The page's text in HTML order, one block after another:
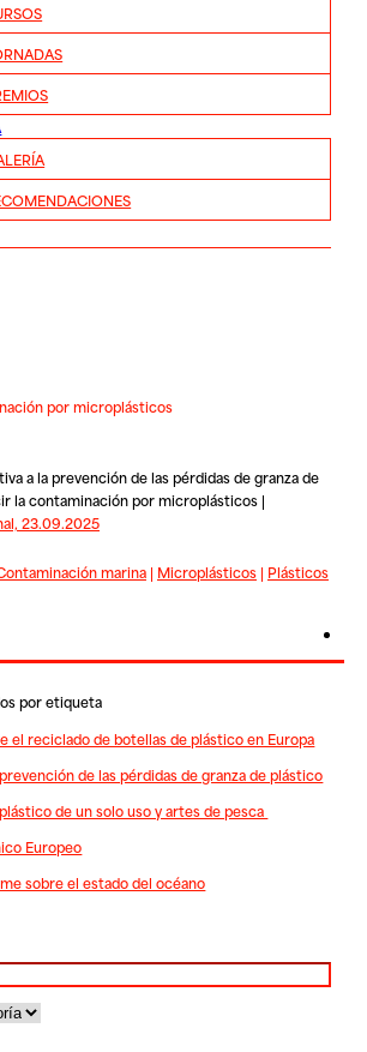
por microplásticos
a la prevención de las pérdidas de granza de
la contaminación por microplásticos |
23.09.2025
marina| Microplásticos| Plásticos
por etiqueta
el reciclado de botellas de plástico en Europa
de las pérdidas de granza de plástico
de un solo uso y artes de pesca
Europeo
sobre el estado del océano